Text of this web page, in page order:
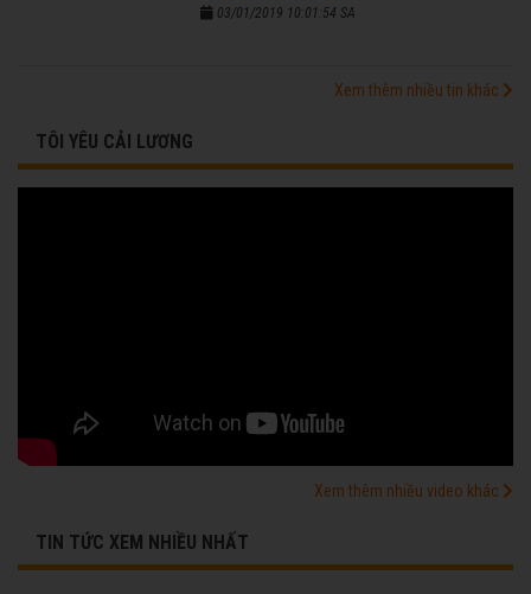
03/01/2019 10:01:54 SA
Xem thêm nhiều tin khác
TÔI YÊU CẢI LƯƠNG
Xem thêm nhiều video khác
TIN TỨC XEM NHIỀU NHẤT